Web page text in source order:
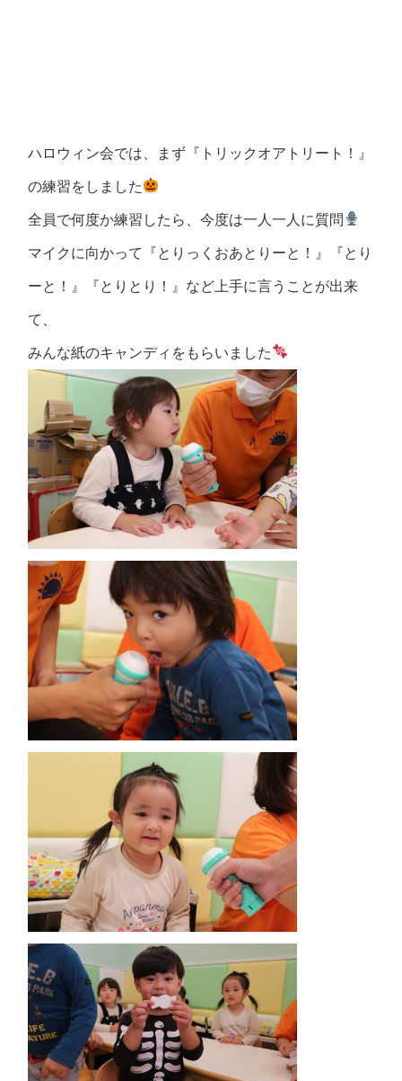
ハロウィン会では、まず『トリックオアトリート！』
の練習をしました
全員で何度か練習したら、今度は一人一人に質問
マイクに向かって『とりっくおあとりーと！』『とり
ーと！』『とりとり！』など上手に言うことが出来
て、
みんな紙のキャンディをもらいました